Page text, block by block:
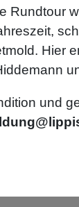
Rundtour
Hier
und